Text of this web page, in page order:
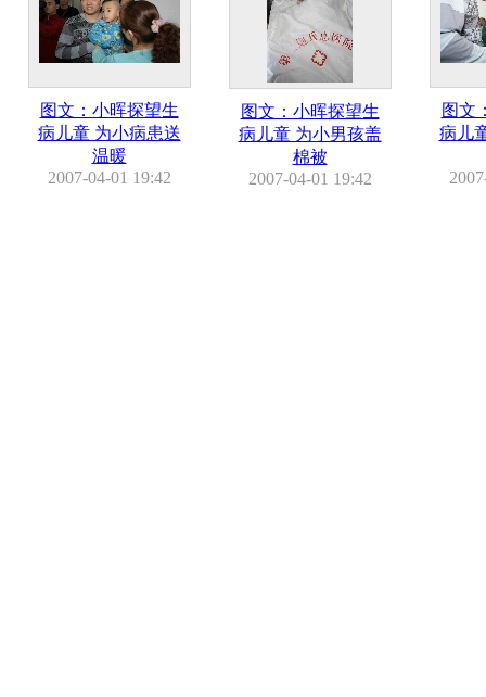
图文：小晖探望生
病儿童 为小病患送
温暖
2007-04-01 19:42
图文：小晖探望生
病儿童 为小男孩盖
棉被
2007-04-01 19:42
图文
病儿